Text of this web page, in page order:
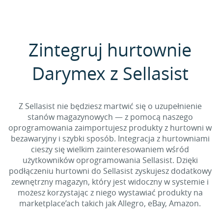
Zintegruj hurtownie
Darymex z Sellasist
Z Sellasist nie będziesz martwić się o uzupełnienie
stanów magazynowych — z pomocą naszego
oprogramowania zaimportujesz produkty z hurtowni w
bezawaryjny i szybki sposób. Integracja z hurtowniami
cieszy się wielkim zainteresowaniem wśród
użytkowników oprogramowania Sellasist. Dzięki
podłączeniu hurtowni do Sellasist zyskujesz dodatkowy
zewnętrzny magazyn, który jest widoczny w systemie i
możesz korzystając z niego wystawiać produkty na
marketplace’ach takich jak Allegro, eBay, Amazon.